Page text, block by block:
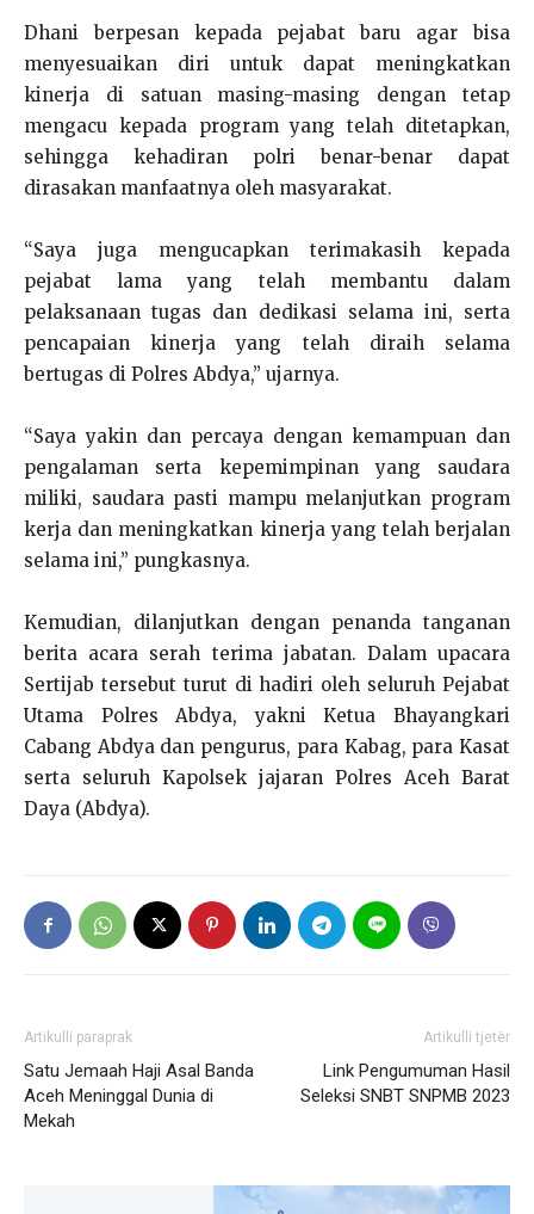
Dhani berpesan kepada pejabat baru agar bisa
menyesuaikan diri untuk dapat meningkatkan
kinerja di satuan masing-masing dengan tetap
mengacu kepada program yang telah ditetapkan,
sehingga kehadiran polri benar-benar dapat
dirasakan manfaatnya oleh masyarakat.
“Saya juga mengucapkan terimakasih kepada
pejabat lama yang telah membantu dalam
pelaksanaan tugas dan dedikasi selama ini, serta
pencapaian kinerja yang telah diraih selama
bertugas di Polres Abdya,” ujarnya.
“Saya yakin dan percaya dengan kemampuan dan
pengalaman serta kepemimpinan yang saudara
miliki, saudara pasti mampu melanjutkan program
kerja dan meningkatkan kinerja yang telah berjalan
selama ini,” pungkasnya.
Kemudian, dilanjutkan dengan penanda tanganan
berita acara serah terima jabatan. Dalam upacara
Sertijab tersebut turut di hadiri oleh seluruh Pejabat
Utama Polres Abdya, yakni Ketua Bhayangkari
Cabang Abdya dan pengurus, para Kabag, para Kasat
serta seluruh Kapolsek jajaran Polres Aceh Barat
Daya (Abdya).
Artikulli paraprak
Satu Jemaah Haji Asal Banda
Aceh Meninggal Dunia di
Mekah
Artikulli tjetër
Link Pengumuman Hasil
Seleksi SNBT SNPMB 2023